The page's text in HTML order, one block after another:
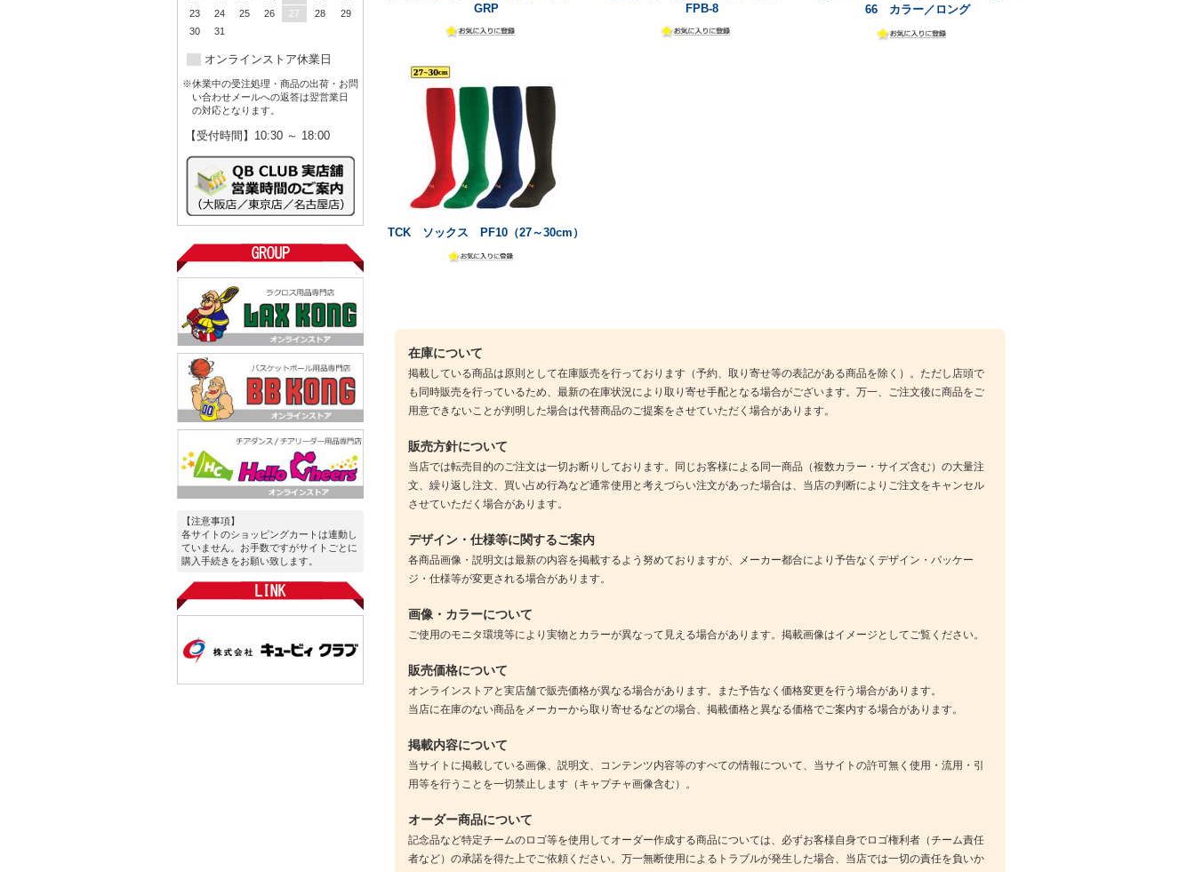
23
24 25 26 27 28
29
30
31
オンラインストア休業日
※休業中の受注処理・商品の出荷・お問
い合わせメールへの返答は翌営業日
の対応となります。
【受付時間】10:30 ～ 18:00
【注意事項】
各サイトのショッピングカートは連動し
ていません。お手数ですがサイトごとに
購入手続きをお願い致します。
GRP
FPB-8
66 カラー／ロング
TCK ソックス PF10（27～30cm）
在庫について
掲載している商品は原則として在庫販売を行っております（予約、取り寄せ等の表記がある商品を除く）。ただし店頭で
も同時販売を行っているため、最新の在庫状況により取り寄せ手配となる場合がございます。万一、ご注文後に商品をご
用意できないことが判明した場合は代替商品のご提案をさせていただく場合があります。
販売方針について
当店では転売目的のご注文は一切お断りしております。同じお客様による同一商品（複数カラー・サイズ含む）の大量注
文、繰り返し注文、買い占め行為など通常使用と考えづらい注文があった場合は、当店の判断によりご注文をキャンセル
させていただく場合があります。
デザイン・仕様等に関するご案内
各商品画像・説明文は最新の内容を掲載するよう努めておりますが、メーカー都合により予告なくデザイン・パッケー
ジ・仕様等が変更される場合があります。
画像・カラーについて
ご使用のモニタ環境等により実物とカラーが異なって見える場合があります。掲載画像はイメージとしてご覧ください。
販売価格について
オンラインストアと実店舗で販売価格が異なる場合があります。また予告なく価格変更を行う場合があります。
当店に在庫のない商品をメーカーから取り寄せるなどの場合、掲載価格と異なる価格でご案内する場合があります。
掲載内容について
当サイトに掲載している画像、説明文、コンテンツ内容等のすべての情報について、当サイトの許可無く使用・流用・引
用等を行うことを一切禁止します（キャプチャ画像含む）。
オーダー商品について
記念品など特定チームのロゴ等を使用してオーダー作成する商品については、必ずお客様自身でロゴ権利者（チーム責任
者など）の承諾を得た上でご依頼ください。万一無断使用によるトラブルが発生した場合、当店では一切の責任を負いか